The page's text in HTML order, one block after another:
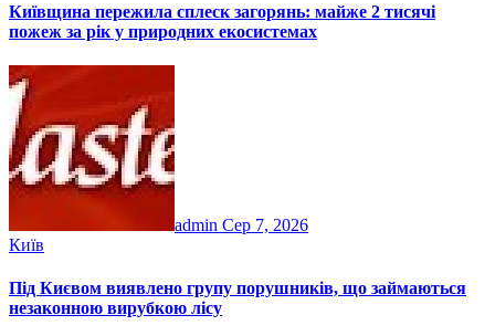
Київщина пережила сплеск загорянь: майже 2 тисячі
пожеж за рік у природних екосистемах
admin Сер 7, 2026
Київ
Під Києвом виявлено групу порушників, що займаються
незаконною вирубкою лісу